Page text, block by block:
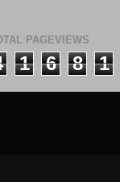
PAGEVIEWS
1 6 8 1